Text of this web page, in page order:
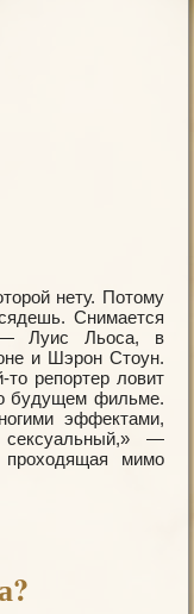
нету. Потому
Снимается
— Луис Льоса, в
и Шэрон Стоун.
то репортер ловит
будущем фильме.
эффектами,
—
мимо